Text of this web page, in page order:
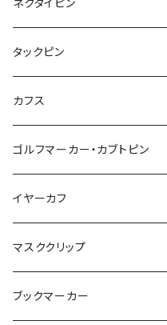
マーブル
カメオ
星
鳥
マーブル
こいのぼり
てんとう虫
鳥
食品
ハロウィン
カモフラージュ
square
天使
リボン
アイスクリーム
マーブル
音楽
カメオ
ハート
モザイク
羊
牛
カメ
イルカ
カエル
惑星
星
こいのぼり
カメラ
音楽
バイオリン
カメオ
バルーン
マーメイド
アルファベット
ハロウィン
紐
鳥
バルーン
マーブル
鳥
星
アルファベット
ハロウィン
カメオ
2トーン
結び
スクエア
タックピン
結び
カフス
ゴルフマーカー・カブトピン
イヤーカフ
マスククリップ
ブックマーカー